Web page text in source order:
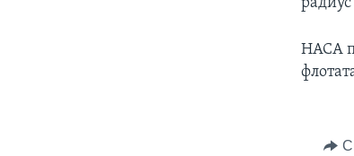
НАСА